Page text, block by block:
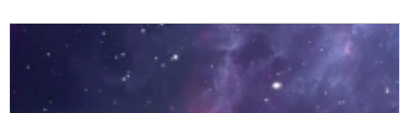
Carousel starts